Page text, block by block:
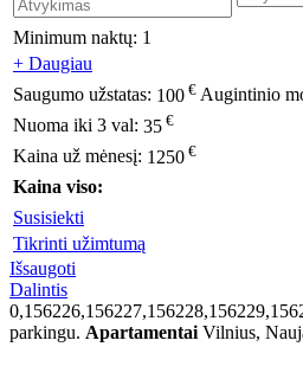
Minimum naktų: 1
+ Daugiau
Saugumo užstatas: 100 € Augintinio
Nuoma iki 3 val: 35 €
Kaina už mėnesį: 1250 €
Kaina viso:
Susisiekti
Tikrinti užimtumą
Išsaugoti
Dalintis
parkingu. Apartamentai Vilnius,